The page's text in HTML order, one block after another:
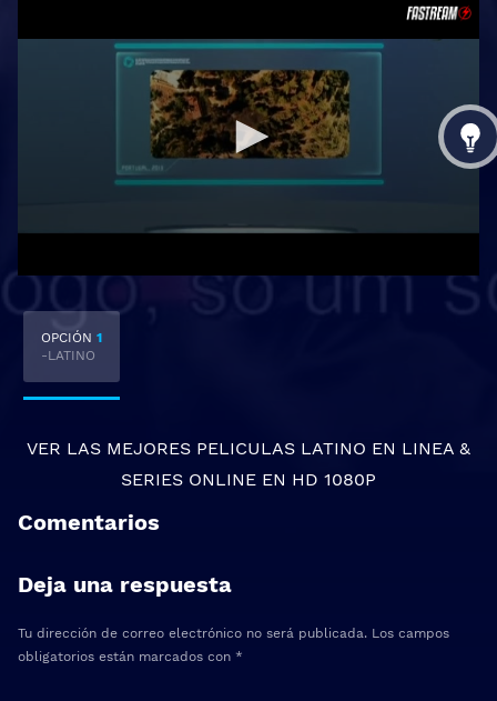
OPCIÓN 1
-LATINO
VER LAS MEJORES PELICULAS LATINO EN LINEA &
SERIES ONLINE EN HD 1080P
Comentarios
Deja una respuesta
Tu dirección de correo electrónico no será publicada. Los campos
obligatorios están marcados con *